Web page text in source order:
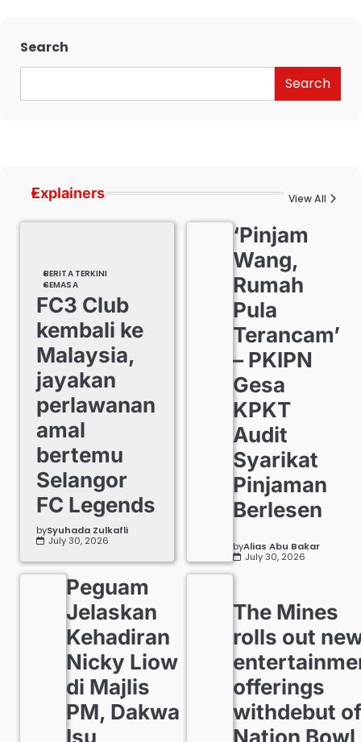
Search
Search
Explainers View All
BERITA TERKINI
SEMASA
FC3 Club
kembali ke
Malaysia,
jayakan
perlawanan
amal
bertemu
Selangor
FC Legends
bySyuhada Zulkafli
July 30, 2026
‘Pinjam
Wang,
Rumah
Pula
Terancam’
– PKIPN
Gesa
KPKT
Audit
Syarikat
Pinjaman
Berlesen
byAlias Abu Bakar
July 30, 2026
Peguam
Jelaskan
Kehadiran
Nicky Liow
di Majlis
PM, Dakwa
Isu
The Mines
rolls out
offerings
withdebut
Nation Bowl